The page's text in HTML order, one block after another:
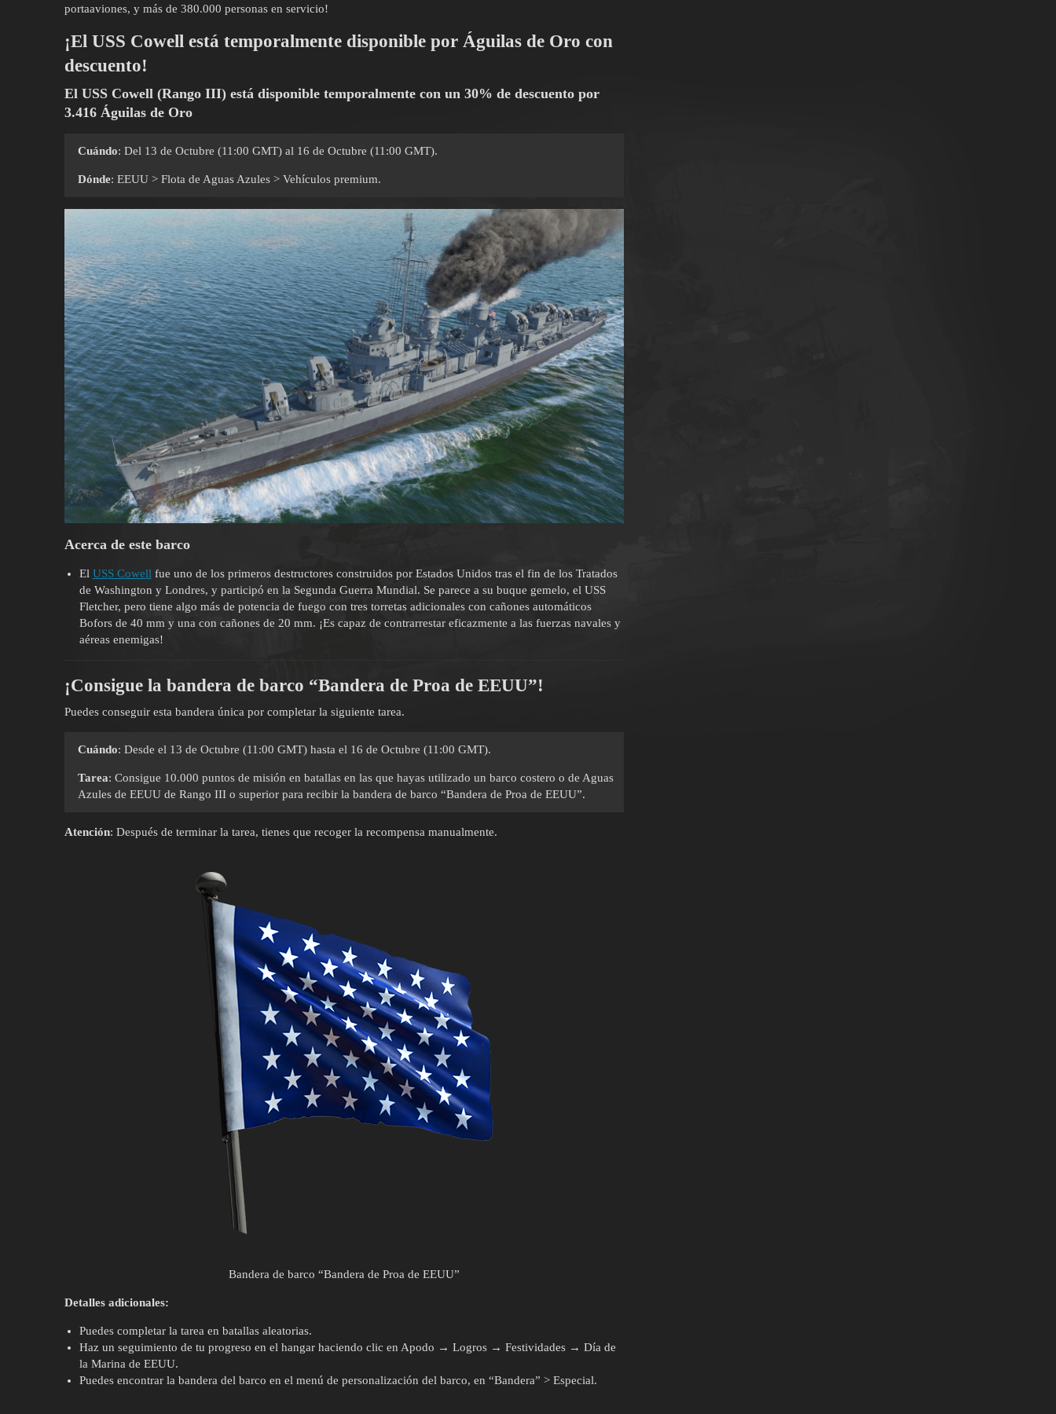
portaaviones, y más de 380.000 personas en servicio!
¡El USS Cowell está temporalmente disponible por Águilas de Oro con
descuento!
El USS Cowell (Rango III) está disponible temporalmente con un 30% de descuento por
3.416 Águilas de Oro
Cuándo: Del 13 de Octubre (11:00 GMT) al 16 de Octubre (11:00 GMT).
Dónde: EEUU > Flota de Aguas Azules > Vehículos premium.
Acerca de este barco
El USS Cowellfue uno de los primeros destructores construidos por Estados Unidos tras el fin de los Tratados
de Washington y Londres, y participó en la Segunda Guerra Mundial. Se parece a su buque gemelo, el USS
Fletcher, pero tiene algo más de potencia de fuego con tres torretas adicionales con cañones automáticos
Bofors de 40 mm y una con cañones de 20 mm. ¡Es capaz de contrarrestar eficazmente a las fuerzas navales y
aéreas enemigas!
¡Consigue la bandera de barco “Bandera de Proa de EEUU”!
Puedes conseguir esta bandera única por completar la siguiente tarea.
Cuándo: Desde el 13 de Octubre (11:00 GMT) hasta el 16 de Octubre (11:00 GMT).
Tarea: Consigue 10.000 puntos de misión en batallas en las que hayas utilizado un barco costero o de Aguas
Azules de EEUU de Rango III o superior para recibir la bandera de barco “Bandera de Proa de EEUU”.
Atención: Después de terminar la tarea, tienes que recoger la recompensa manualmente.
Bandera de barco “Bandera de Proa de EEUU”
Detalles adicionales:
Puedes completar la tarea en batallas aleatorias.
Haz un seguimiento de tu progreso en el hangar haciendo clic en Apodo → Logros → Festividades → Día de
la Marina de EEUU.
Puedes encontrar la bandera del barco en el menú de personalización del barco, en “Bandera” > Especial.